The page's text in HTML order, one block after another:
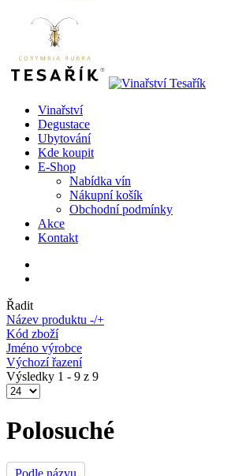
Vinařství
Degustace
Ubytování
Kde koupit
E-Shop
Nabídka vín
Nákupní košík
Obchodní podmínky
Akce
Kontakt
Řadit
Název produktu -/+
Kód zboží
Jméno výrobce
Výchozí řazení
Výsledky 1 - 9 z 9
Polosuché